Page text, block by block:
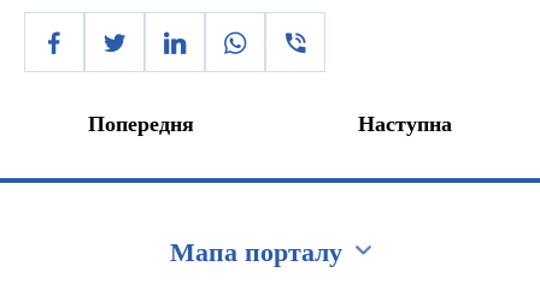
Попередня Наступна
Мапа порталу